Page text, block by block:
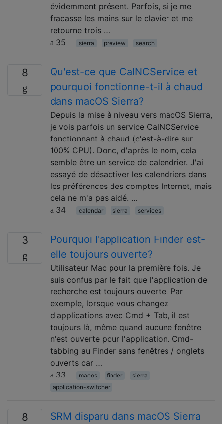
évidemment présent. Parfois, si je me
fracasse les mains sur le clavier et me
retourne trois …
35
sierra preview search
8
Qu'est-ce que CalNCService et
pourquoi fonctionne-t-il à chaud
dans macOS Sierra?
Depuis la mise à niveau vers macOS Sierra,
je vois parfois un service CalNCService
fonctionnant à chaud (c'est-à-dire sur
100% CPU). Donc, d'après le nom, cela
semble être un service de calendrier. J'ai
essayé de désactiver les calendriers dans
les préférences des comptes Internet, mais
cela ne m'a pas aidé. …
34
calendar sierra services
3
Pourquoi l'application Finder est-
elle toujours ouverte?
Utilisateur Mac pour la première fois. Je
suis confus par le fait que l'application de
recherche est toujours ouverte. Par
exemple, lorsque vous changez
d'applications avec Cmd + Tab, il est
toujours là, même quand aucune fenêtre
n'est ouverte pour l'application. Cmd-
tabbing au Finder sans fenêtres / onglets
ouverts car …
33
macos finder
sierra
application-switcher
8
SRM disparu dans macOS Sierra